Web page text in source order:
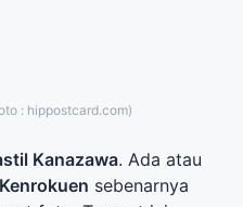
: hippostcard.com)
Kanazawa. Ada atau
Kenrokuen sebenarnya